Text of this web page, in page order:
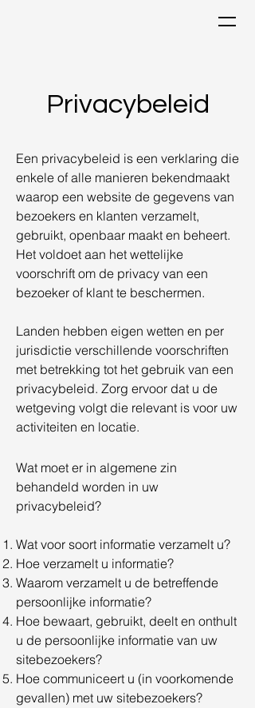
Privacybeleid
Een privacybeleid is een verklaring die
enkele of alle manieren bekendmaakt
waarop een website de gegevens van
bezoekers en klanten verzamelt,
gebruikt, openbaar maakt en beheert.
Het voldoet aan het wettelijke
voorschrift om de privacy van een
bezoeker of klant te beschermen.
Landen hebben eigen wetten en per
jurisdictie verschillende voorschriften
met betrekking tot het gebruik van een
privacybeleid. Zorg ervoor dat u de
wetgeving volgt die relevant is voor uw
activiteiten en locatie.
Wat moet er in algemene zin
behandeld worden in uw
privacybeleid?
Wat voor soort informatie verzamelt u?
Hoe verzamelt u informatie?
Waarom verzamelt u de betreffende
persoonlijke informatie?
Hoe bewaart, gebruikt, deelt en onthult
u de persoonlijke informatie van uw
sitebezoekers?
Hoe communiceert u (in voorkomende
gevallen) met uw sitebezoekers?